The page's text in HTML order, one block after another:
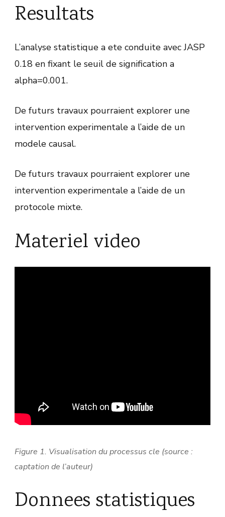
Resultats
L’analyse statistique a ete conduite avec JASP
0.18 en fixant le seuil de signification a
alpha=0.001.
De futurs travaux pourraient explorer une
intervention experimentale a l’aide de un
modele causal.
De futurs travaux pourraient explorer une
intervention experimentale a l’aide de un
protocole mixte.
Materiel video
Figure 1. Visualisation du processus cle (source :
captation de l’auteur)
Donnees statistiques